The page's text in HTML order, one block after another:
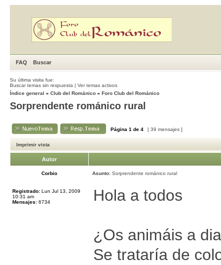
FAQ Buscar
Su última visita fue:
Buscar temas sin respuesta | Ver temas activos
Índice general » Club del Románico » Foro Club del Románico
Sorprendente románico rural
Página 1 de 4 [ 39 mensajes ]
Imprimir vista
Autor
Corbio Asunto: Sorprendente románico rural
Registrado: Lun Jul 13, 2009
10:31 am
Mensajes: 6734 Hola a todos
¿Os animáis a
Se trataría de